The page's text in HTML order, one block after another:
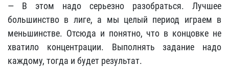
— В этом надо серьезно разобраться. Лучшее
большинство в лиге, а мы целый период играем в
меньшинстве. Отсюда и понятно, что в концовке не
хватило концентрации. Выполнять задание надо
каждому, тогда и будет результат.